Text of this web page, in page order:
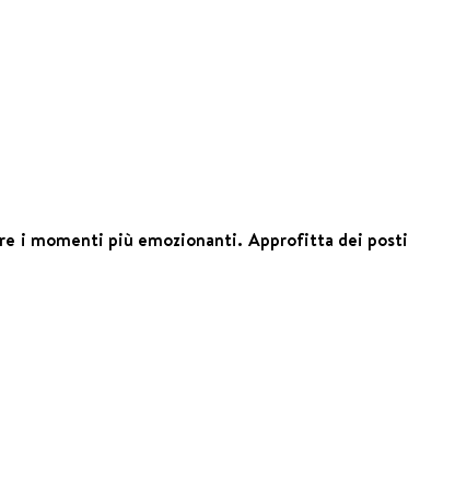
i momenti più emozionanti. Approfitta dei posti